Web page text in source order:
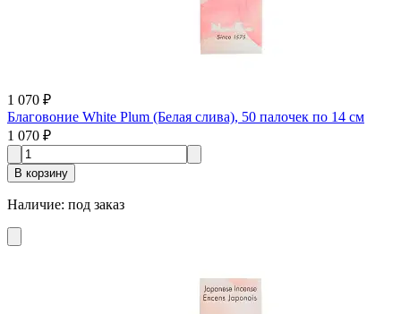
1 070 ₽
Благовоние White Plum (Белая слива), 50 палочек по 14 см
1 070 ₽
В корзину
Наличие: под заказ